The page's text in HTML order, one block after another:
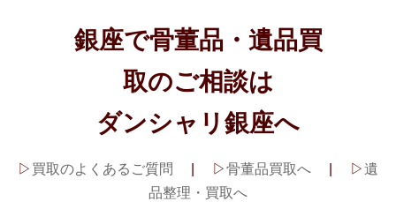
銀座で骨董品・遺品買
取のご相談は
ダンシャリ銀座へ
▷ 買取のよくあるご質問 | ▷骨董品買取へ | ▷遺
品整理・買取へ